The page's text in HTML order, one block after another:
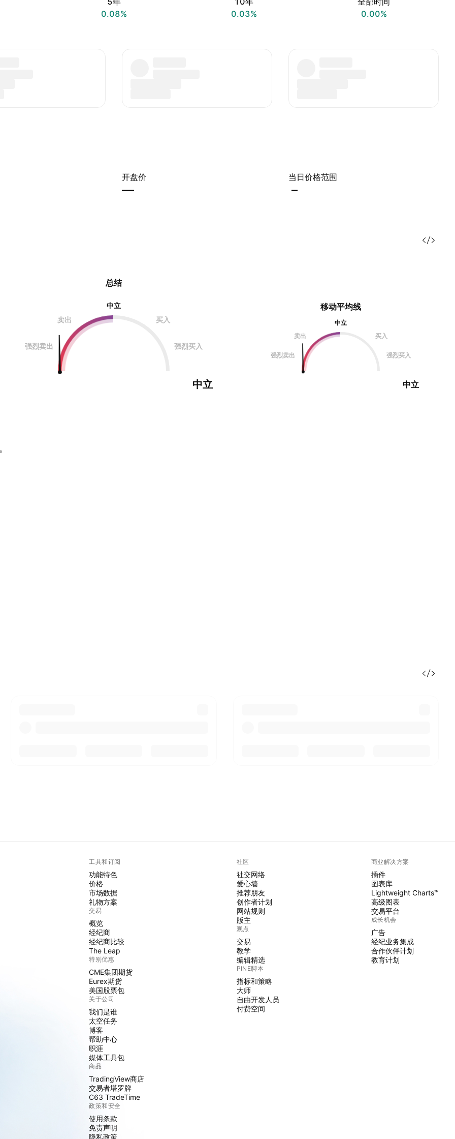
0.08%
0.03%
0.00%
开盘价
—
当日价格范围
–
总结
中立
卖出
买入
强烈卖出 强烈买入
中立
移动平均线
中立
卖出
买入
强烈卖出 强烈买入
中立
工具和订阅
功能特色
价格
市场数据
礼物方案
交易
概览
经纪商
经纪商比较
The Leap
特别优惠
CME集团期货
Eurex期货
美国股票包
关于公司
我们是谁
太空任务
博客
帮助中心
职涯
媒体工具包
商品
TradingView商店
交易者塔罗牌
C63 TradeTime
政策和安全
使用条款
免责声明
隐私政策
社区
社交网络
爱心墙
推荐朋友
创作者计划
网站规则
版主
观点
交易
教学
编辑精选
PINE脚本
指标和策略
大师
自由开发人员
付费空间
商业解决方案
插件
图表库
Lightweight Charts™
高级图表
交易平台
成长机会
广告
经纪业务集成
合作伙伴计划
教育计划